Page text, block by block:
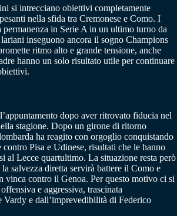
si intrecciano obiettivi completamente
nella sfida tra Cremonese e Como. I
in Serie A in un ultimo turno da
inseguono ancora il sogno Champions
ritmo alto e grande tensione, anche
hanno un solo risultato utile per continuare
dopo aver ritrovato fiducia nel
stagione. Dopo un girone di ritorno
ha reagito con orgoglio conquistando
Pisa e Udinese, risultati che le hanno
al Lecce quartultimo. La situazione resta però
salvezza diretta servirà battere il Como e
vinca contro il Genoa. Per questo motivo ci si
e aggressiva, trascinata
Vardy e dall’imprevedibilità di Federico